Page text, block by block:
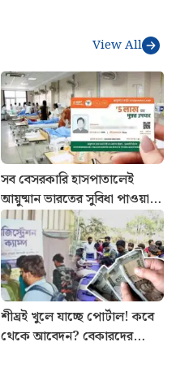
View All
সব বেসরকারি হাসপাতালেই
আয়ুষ্মান ভারতের সুবিধা পাওয়া
যায়? ভর্তির আগে সঠিক নিয়ম
জানুন
শীঘ্রই খুলে যাচ্ছে পোর্টাল! কবে
থেকে আবেদন? বেকারদের